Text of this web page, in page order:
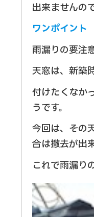
出来ませんの
ワンポイント
雨漏りの要注
天窓は、新築
付けたくなか
うです。
今回は、その
合は撤去が出
これで雨漏り